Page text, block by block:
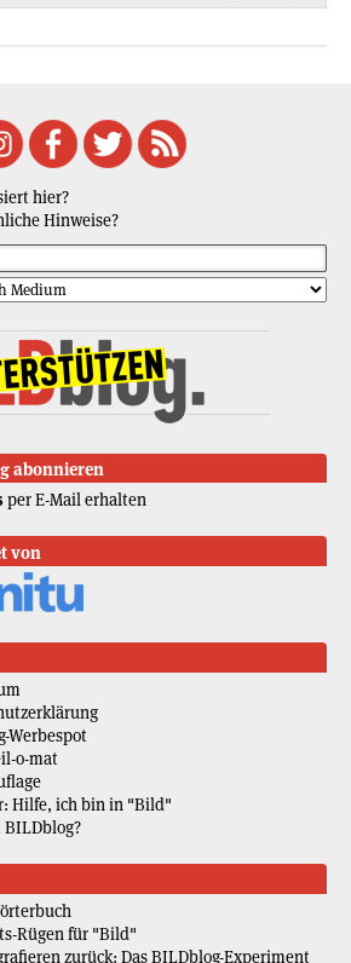
hier?
Hinweise?
abonnieren
per E-Mail erhalten
von
Werbespot
o-mat
Hilfe, ich bin in "Bild"
BILDblog?
Rügen für "Bild"
zurück: Das BILDblog-Experiment